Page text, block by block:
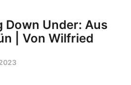
Down Under: Aus
| Von Wilfried